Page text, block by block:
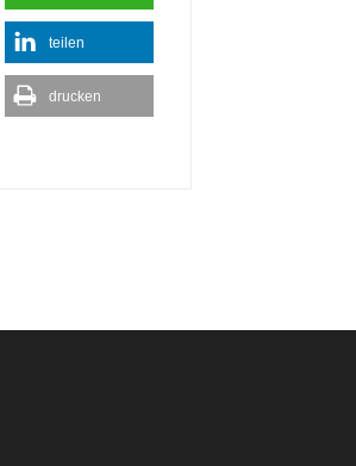
teilen
drucken